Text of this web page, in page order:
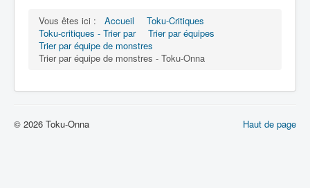
Vous êtes ici : Accueil
Toku-Critiques
Toku-critiques - Trier par
Trier par équipes
Trier par équipe de monstres
Trier par équipe de monstres - Toku-Onna
Haut de page
© 2026 Toku-Onna